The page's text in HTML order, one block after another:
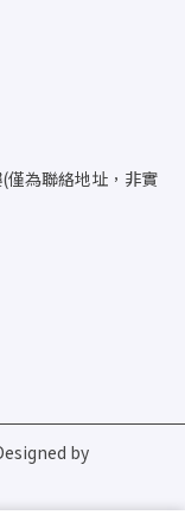
僅為聯絡地址，非實
by